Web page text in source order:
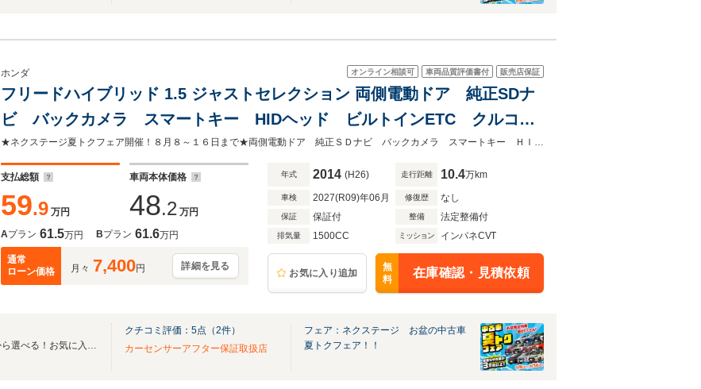
オンライン相談可 車両品質評価書付 販売店保証
ホンダ
フリードハイブリッド 1.5 ジャストセレクション 両側電動ドア 純正SDナ
ビ バックカメラ スマートキー HIDヘッド ビルトインETC クルコ
ン オートライト オートエアコン Bluetooth CD DVD再生 地デジ
★ネクステージ夏トクフェア開催！８月８～１６日まで★両側電動ドア 純正ＳＤナビ バックカメラ スマートキー ＨＩＤヘッド ビルトインＥＴＣ クルコン
支払総額
59.9 万円
車両本体価格
48.2 万円
Aプラン 61.5万円 Bプラン 61.6万円
通常
ローン価格
月々 7,400円 詳細を見る
年式 2014 (H26) 走行距離 10.4万km
車検 2027(R09)年06月 修復歴 なし
保証 保証付 整備 法定整備付
排気量 1500CC ミッション インパネCVT
お気に入り追加
無
料
在庫確認・見積依頼
全国のグループ総在庫30,000台から選べる！お気に入りの愛車がきっと見つかります！
クチコミ評価： 5点（2件）
カーセンサーアフター保証取扱店
フェア：ネクステージ お盆の中古車
夏トクフェア！！